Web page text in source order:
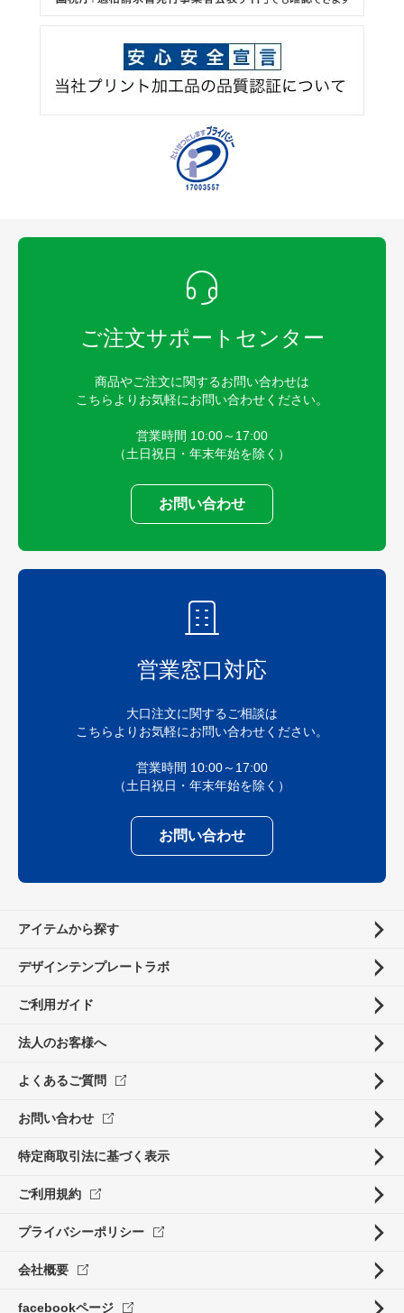
ご注文サポートセンター
商品やご注文に関するお問い合わせは
こちらよりお気軽にお問い合わせください。
営業時間 10:00～17:00
（土日祝日・年末年始を除く）
お問い合わせ
営業窓口対応
大口注文に関するご相談は
こちらよりお気軽にお問い合わせください。
営業時間 10:00～17:00
（土日祝日・年末年始を除く）
お問い合わせ
アイテムから探す
デザインテンプレートラボ
ご利用ガイド
法人のお客様へ
よくあるご質問
お問い合わせ
特定商取引法に基づく表示
ご利用規約
プライバシーポリシー
会社概要
facebookページ